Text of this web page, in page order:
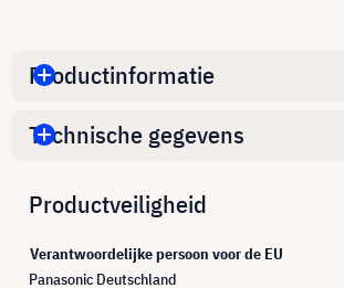
Productinformatie
Technische gegevens
Productveiligheid
Verantwoordelijke persoon voor de EU
Panasonic Deutschland